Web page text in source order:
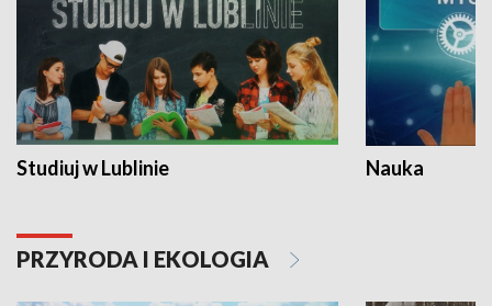
Studiuj w Lublinie Nauka
PRZYRODA I EKOLOGIA